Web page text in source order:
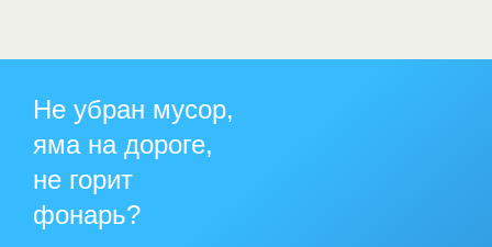
Не убран мусор,
яма на дороге,
не горит
фонарь?